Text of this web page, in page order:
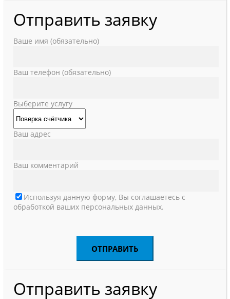
Отправить заявку
Ваше имя (обязательно)
Ваш телефон (обязательно)
Выберите услугу
Ваш адрес
Ваш комментарий
Используя данную форму, Вы соглашаетесь с
обработкой ваших персональных данных.
Отправить заявку